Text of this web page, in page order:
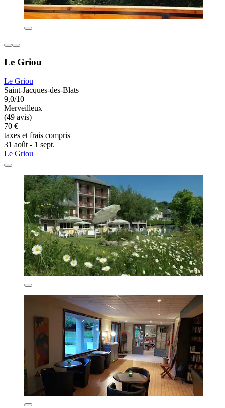
Le Griou
Le Griou
Saint-Jacques-des-Blats
9,0/10
Merveilleux
(49 avis)
70 €
taxes et frais compris
31 août - 1 sept.
Le Griou